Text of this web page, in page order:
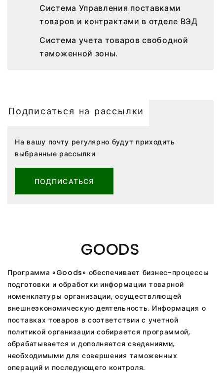
Система Управления поставками
товаров и контрактами в отделе ВЭД
Система учета товаров свободной
таможенной зоны.
Подписаться на рассылки
На вашу почту регулярно будут приходить
выбранные рассылки
ПОДПИСАТЬСЯ
GOODS
Программа «Goods» обеспечивает бизнес-процессы
подготовки и обработки информации товарной
номенклатуры организации, осуществляющей
внешнеэкономическую деятельность. Информация о
поставках товаров в соответствии с учетной
политикой организации собирается программой,
обрабатывается и дополняется сведениями,
необходимыми для совершения таможенных
операций и последующего контроля.